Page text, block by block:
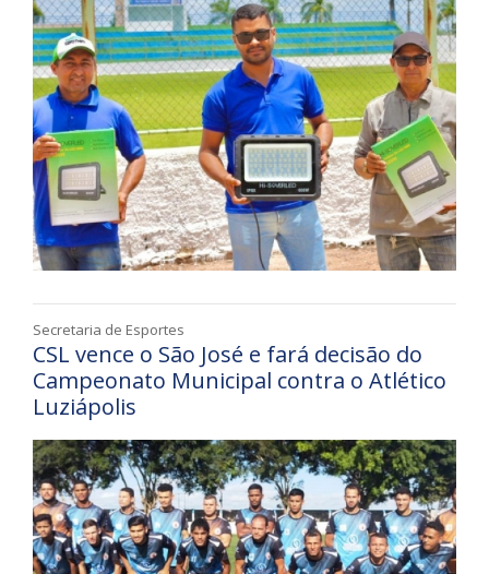
Secretaria de Esportes
CSL vence o São José e fará decisão do
Campeonato Municipal contra o Atlético
Luziápolis